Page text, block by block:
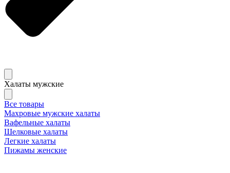
Халаты мужские
Все товары
Махровые мужские халаты
Вафельные халаты
Шелковые халаты
Легкие халаты
Пижамы женские